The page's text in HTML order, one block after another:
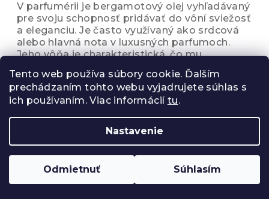
Tento web používa súbory cookie. Ďalším
prechádzaním tohto webu vyjadrujete súhlas s
ich používaním. Viac informácií tu.
Nastavenie
Odmietnuť Súhlasím
V parfumérii je bergamotový olej vyhľadávaný
pre svoju schopnosť pridávať do vôní sviežosť
a eleganciu. Je často využívaný ako srdcová
alebo hlavná nota v luxusných parfumoch.
Jeho vôňa je charakteristická, čo mu
umožňuje zohrávať kľúčovú úlohu v rôznych
parfumérskych kompozíciách.
Okrem parfumérie sa bergamotový olej
využíva aj v kozmetike pre svoje antiseptické
vlastnosti a schopnosť podporovať zdravie
upokojujúce účinky na nervový systém, ktoré
pomáhajú zmierniť úzkosť a stres, a
prispievajú k celkovému pocitu pokoja a